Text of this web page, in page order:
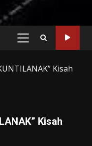
PRIMARY
Kisah
Kisah